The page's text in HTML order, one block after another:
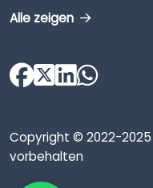
Alle zeigen
Copyright © 2022-
vorbehalten